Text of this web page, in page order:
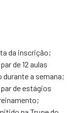
da inscrição;
de 12 aulas
a semana;
de estágios